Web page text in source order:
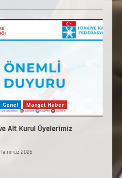
Genel Manşet Haber
Alt Kurul Üyelerimiz
2026